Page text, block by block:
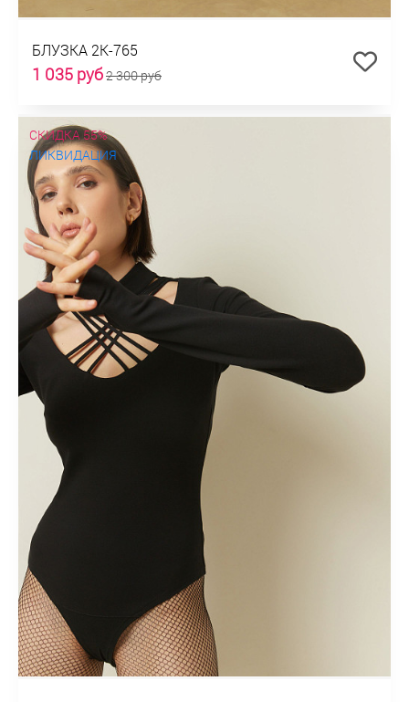
БЛУЗКА 2К-765
1 035 руб2 300 руб
СКИДКА 55%
ЛИКВИДАЦИЯ